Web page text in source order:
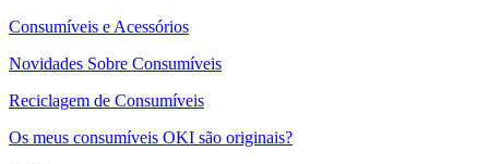
Consumíveis e Acessórios
Novidades Sobre Consumíveis
Reciclagem de Consumíveis
Os meus consumíveis OKI são originais?